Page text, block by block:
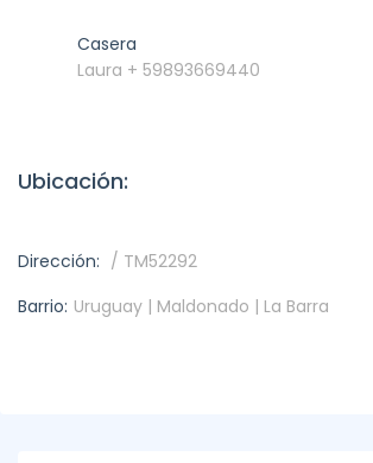
Casera
Laura + 59893669440
Ubicación:
Dirección: / TM52292
Barrio: Uruguay | Maldonado | La Barra